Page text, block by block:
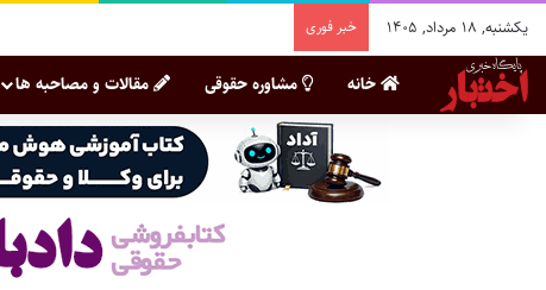
یکشنبه, ۱۸ مرداد, ۱۴۰۵ خبر فوری
خانه مشاوره حقوقی مقالات و مصاحبه ها